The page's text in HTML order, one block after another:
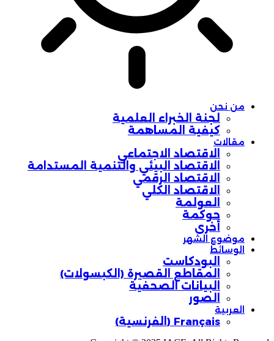
من نحن
لجنة الخبراء العلمية
كيفية المساهمة
مقالات
الاقتصاد الاجتماعي
الاقتصاد البيئي والتنمية المستدامة
الاقتصاد الرقمي
الاقتصاد الكلي
العولمة
حوكمة
أخرى
موضوع الشهر
الوسائط
البودكاست
المقاطع القصيرة (الكبسولات)
البيانات الصحفية
الصور
العربية
Français
( الفرنسية)